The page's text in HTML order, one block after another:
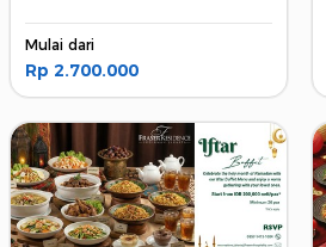
Mulai dari
Rp 2.700.000